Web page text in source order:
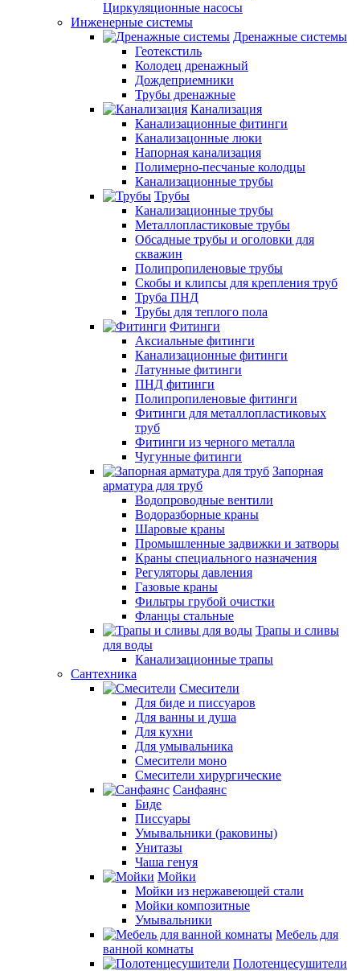
Циркуляционные насосы
Инженерные системы
Дренажные системы
Геотекстиль
Колодец дренажный
Дождеприемники
Трубы дренажные
Канализация
Канализационные фитинги
Канализацонные люки
Напорная канализация
Полимерно-песчаные колодцы
Канализационные трубы
Трубы
Канализационные трубы
Металлопластиковые трубы
Обсадные трубы и оголовки для
скважин
Полипропиленовые трубы
Скобы и клипсы для крепления труб
Труба ПНД
Трубы для теплого пола
Фитинги
Аксиальные фитинги
Канализационные фитинги
Латунные фитинги
ПНД фитинги
Полипропиленовые фитинги
Фитинги для металлопластиковых
труб
Фитинги из черного металла
Чугунные фитинги
Запорная
арматура для труб
Водопроводные вентили
Водоразборные краны
Шаровые краны
Промышленные задвижки и затворы
Краны специального назначения
Регуляторы давления
Газовые краны
Фильтры грубой очистки
Фланцы стальные
Трапы и сливы
для воды
Канализационные трапы
Сантехника
Смесители
Для биде и писсуаров
Для ванны и душа
Для кухни
Для умывальника
Смесители моно
Смесители хирургические
Санфаянс
Биде
Писсуары
Умывальники (раковины)
Унитазы
Чаша генуя
Мойки
Мойки из нержавеющей стали
Мойки композитные
Умывальники
Мебель для
ванной комнаты
Полотенцесушители